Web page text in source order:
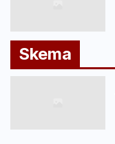
Skema